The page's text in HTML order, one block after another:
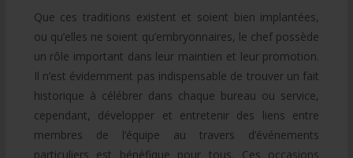
Que ces traditions existent et soient bien implantées,
ou qu’elles ne soient qu’embryonnaires, le chef possède
un rôle important dans leur maintien et leur promotion.
Il n’est évidemment pas indispensable de trouver un fait
historique à célébrer dans chaque bureau ou service,
cependant, développer et entretenir des liens entre
membres de l’équipe au travers d’événements
particuliers est bénéfique pour tous. Ces occasions